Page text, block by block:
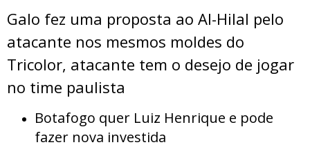
Galo fez uma proposta ao Al-Hilal pelo
atacante nos mesmos moldes do
Tricolor, atacante tem o desejo de jogar
no time paulista
Botafogo quer Luiz Henrique e pode
fazer nova investida